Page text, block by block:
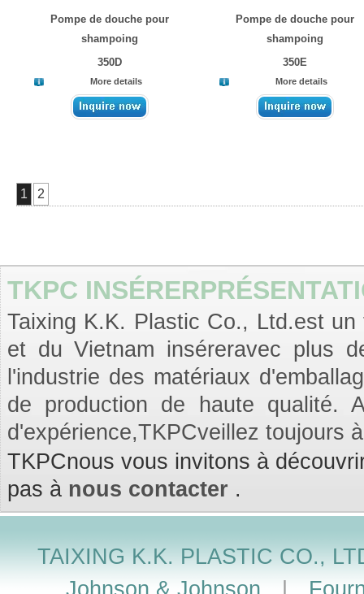
Pompe de douche pour
shampoing
350D
More details
Pompe de douche pour
shampoing
350E
More details
1 2
TKPC
Taixing K.K. Plastic Co., Ltd.est
et du Vietnam inséreravec plus
l'industrie des matériaux
de production de haute qualité.
d'expérience,TKPCveillez toujours
TKPCnous vous invitons à
pas à nous contacter .
TAIXING K.K. PLASTIC CO.,
Johnson & Johnson